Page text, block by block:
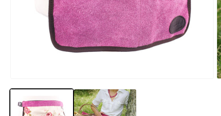
aineisto
modaalisessa
ikkunassa